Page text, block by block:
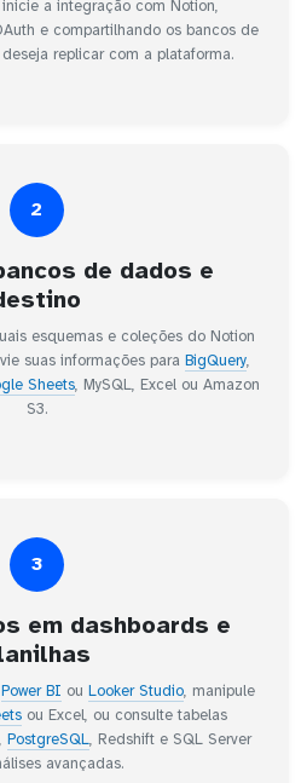
a integração com Notion,
e compartilhando os bancos de
replicar com a plataforma.
2
de dados e
esquemas e coleções do Notion
suas informações para BigQuery,
Sheets, MySQL, Excel ou Amazon
S3.
3
em dashboards e
Power BI ou Looker Studio, manipule
ou Excel, ou consulte tabelas
PostgreSQL, Redshift e SQL Server
avançadas.